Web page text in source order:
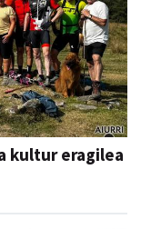
kultur eragilea